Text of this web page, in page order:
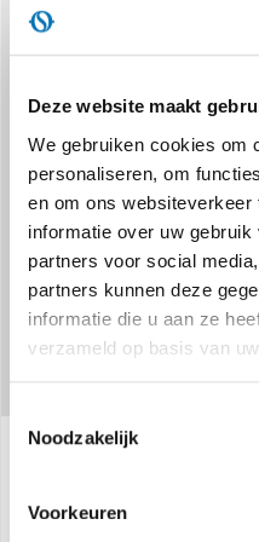
Deze website maakt
We gebruiken cookies om
personaliseren, om
en om ons
informatie over uw
partners voor social
partners kunnen deze
informatie die u aan ze
verzameld op basis van
Noodzakelijk
Voorkeuren
Gebruikt R32-
broeikaseffect,